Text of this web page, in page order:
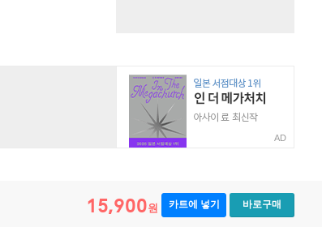
AD
15,900원 카트에 넣기 바로구매